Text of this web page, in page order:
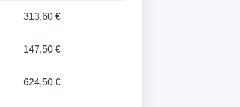
313,60 €
147,50 €
624,50 €